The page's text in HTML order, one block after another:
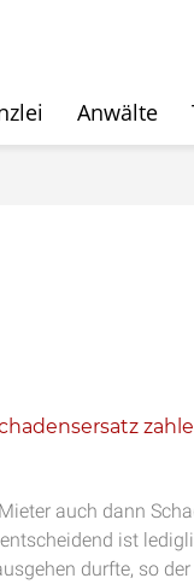
Anwälte
auch dann
ist
durfte, so der